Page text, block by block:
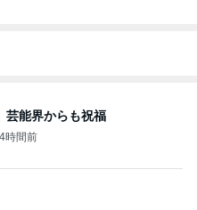
芸能界からも祝福
時間前